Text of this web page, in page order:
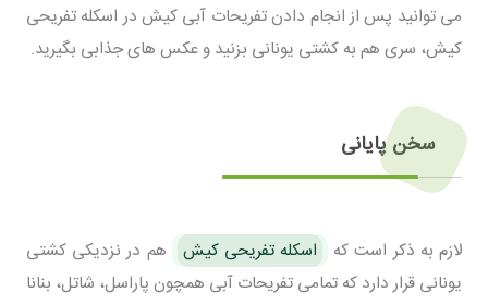
می توانید پس از انجام دادن تفریحات آبی کیش در اسکله تفریحی
کیش، سری هم به کشتی یونانی بزنید و عکس های جذابی بگیرید.
سخن پایانی
لازم به ذکر است که اسکله تفریحی کیش
هم در نزدیکی کشتی
یونانی قرار دارد که تمامی تفریحات آبی همچون پاراسل، شاتل، بنانا